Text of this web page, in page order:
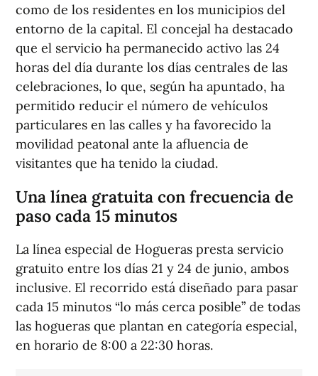
como de los residentes en los municipios del
entorno de la capital. El concejal ha destacado
que el servicio ha permanecido activo las 24
horas del día durante los días centrales de las
celebraciones, lo que, según ha apuntado, ha
permitido reducir el número de vehículos
particulares en las calles y ha favorecido la
movilidad peatonal ante la afluencia de
visitantes que ha tenido la ciudad.
Una línea gratuita con frecuencia de
paso cada 15 minutos
La línea especial de Hogueras presta servicio
gratuito entre los días 21 y 24 de junio, ambos
inclusive. El recorrido está diseñado para pasar
cada 15 minutos “lo más cerca posible” de todas
las hogueras que plantan en categoría especial,
en horario de 8:00 a 22:30 horas.